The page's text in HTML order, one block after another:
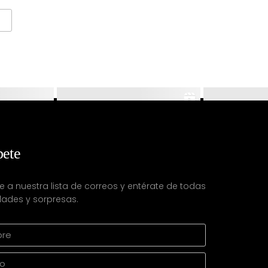
a nuestra lista de correos y entérate de todas
y sorpresas.